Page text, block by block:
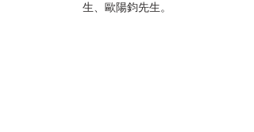
生、歐陽鈞先生。